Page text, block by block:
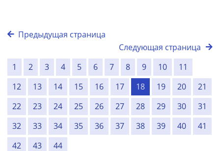
Предыдущая страница
Следующая страница
1
2 3 4 5 6 7 8 9 10
11
12
13 14 15 16 17 18 19 20
21
22
23 24 25 26 27 28 29 30
31
32
33 34 35 36 37 38 39 40
41
42
43 44